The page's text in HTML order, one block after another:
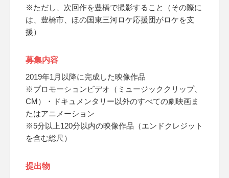
※ただし、次回作を豊橋で撮影すること（その際に
は、豊橋市、ほの国東三河ロケ応援団がロケを支
援）
募集内容
2019年1月以降に完成した映像作品
※プロモーションビデオ（ミュージッククリップ、
CM）・ドキュメンタリー以外のすべての劇映画ま
たはアニメーション
※5分以上120分以内の映像作品（エンドクレジット
を含む総尺）
提出物